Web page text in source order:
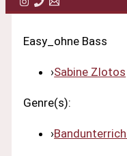
Easy_ohne Bass
›Sabine Zlotos
Genre(s):
›